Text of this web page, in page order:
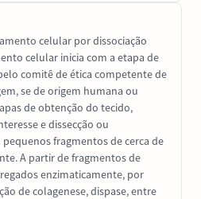
celular por dissociação
celular inicia com a etapa de
comitê de ética competente de
se de origem humana ou
de obtenção do tecido,
e dissecção ou
fragmentos de cerca de
A partir de fragmentos de
enzimaticamente, por
de colagenese, dispase, entre